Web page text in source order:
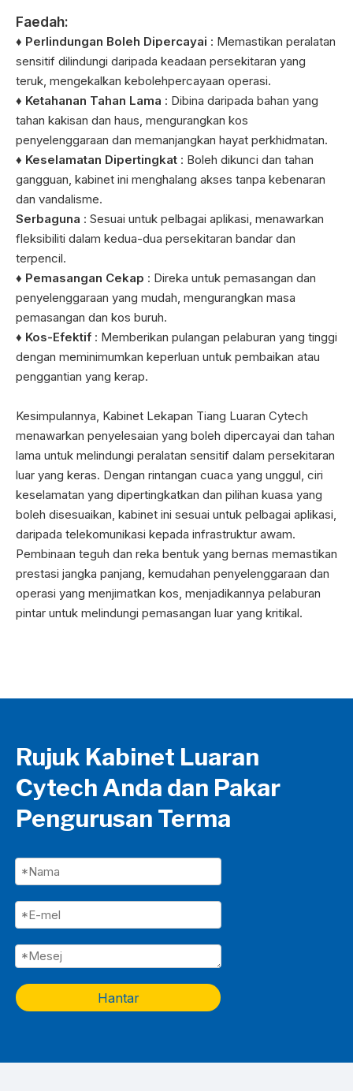
Faedah:
♦ Perlindungan Boleh Dipercayai : Memastikan peralatan
sensitif dilindungi daripada keadaan persekitaran yang
teruk, mengekalkan kebolehpercayaan operasi.
♦ Ketahanan Tahan Lama : Dibina daripada bahan yang
tahan kakisan dan haus, mengurangkan kos
penyelenggaraan dan memanjangkan hayat perkhidmatan.
♦ Keselamatan Dipertingkat : Boleh dikunci dan tahan
gangguan, kabinet ini menghalang akses tanpa kebenaran
dan vandalisme.
Serbaguna : Sesuai untuk pelbagai aplikasi, menawarkan
fleksibiliti dalam kedua-dua persekitaran bandar dan
terpencil.
♦ Pemasangan Cekap : Direka untuk pemasangan dan
penyelenggaraan yang mudah, mengurangkan masa
pemasangan dan kos buruh.
♦ Kos-Efektif : Memberikan pulangan pelaburan yang tinggi
dengan meminimumkan keperluan untuk pembaikan atau
penggantian yang kerap.
Kesimpulannya, Kabinet Lekapan Tiang Luaran Cytech
menawarkan penyelesaian yang boleh dipercayai dan tahan
lama untuk melindungi peralatan sensitif dalam persekitaran
luar yang keras. Dengan rintangan cuaca yang unggul, ciri
keselamatan yang dipertingkatkan dan pilihan kuasa yang
boleh disesuaikan, kabinet ini sesuai untuk pelbagai aplikasi,
daripada telekomunikasi kepada infrastruktur awam.
Pembinaan teguh dan reka bentuk yang bernas memastikan
prestasi jangka panjang, kemudahan penyelenggaraan dan
operasi yang menjimatkan kos, menjadikannya pelaburan
pintar untuk melindungi pemasangan luar yang kritikal.
Rujuk Kabinet Luaran
Cytech Anda dan Pakar
Pengurusan Terma
Hantar